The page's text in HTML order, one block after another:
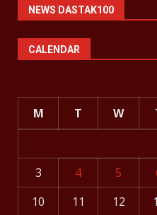
NEWS DASTAK100
CALENDAR
M T W
3
4 5
10
11 12